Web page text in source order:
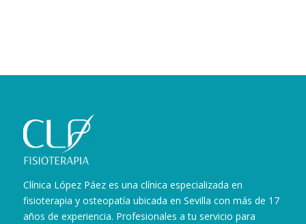
Clínica López Páez es una clínica especializada en
fisioterapia y osteopatía ubicada en Sevilla con más de 17
años de experiencia. Profesionales a tu servicio para